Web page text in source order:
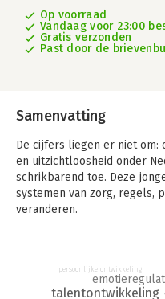
Op voorraad
Vandaag voor 23:00
Gratis verzonden
Past door de
Samenvatting
De cijfers liegen er niet om:
en uitzichtloosheid onder
schrikbarend toe. Deze
systemen van zorg, regels,
veranderen.
Grondhouding laat zien hoe
verschil maakt: niet
talentontwikkeling
persoonlijke ontwikkeling